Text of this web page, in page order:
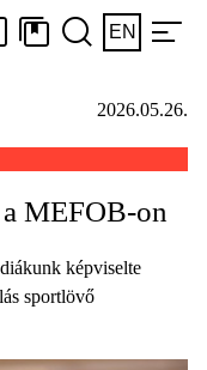
EN
2026.05.26.
MEFOB-on
képviselte
sportlövő